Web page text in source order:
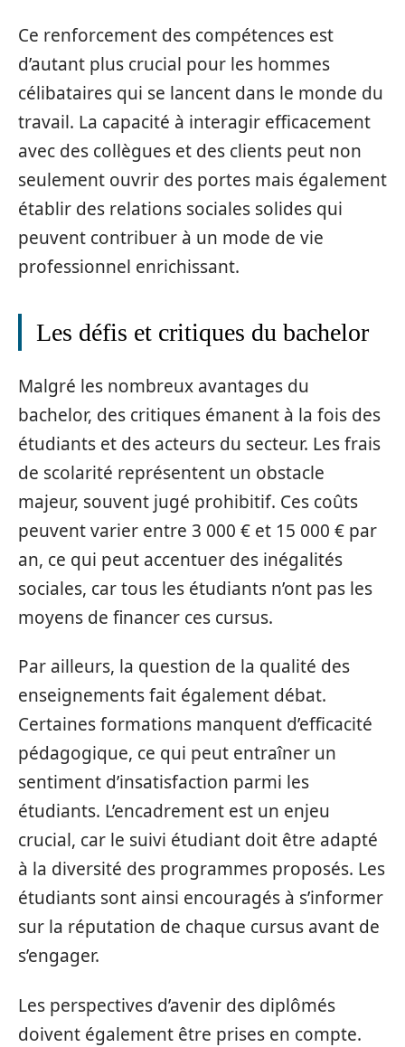
Ce renforcement des compétences est
d’autant plus crucial pour les hommes
célibataires qui se lancent dans le monde du
travail. La capacité à interagir efficacement
avec des collègues et des clients peut non
seulement ouvrir des portes mais également
établir des relations sociales solides qui
peuvent contribuer à un mode de vie
professionnel enrichissant.
Les défis et critiques du bachelor
Malgré les nombreux avantages du
bachelor, des critiques émanent à la fois des
étudiants et des acteurs du secteur. Les frais
de scolarité représentent un obstacle
majeur, souvent jugé prohibitif. Ces coûts
peuvent varier entre 3 000 € et 15 000 € par
an, ce qui peut accentuer des inégalités
sociales, car tous les étudiants n’ont pas les
moyens de financer ces cursus.
Par ailleurs, la question de la qualité des
enseignements fait également débat.
Certaines formations manquent d’efficacité
pédagogique, ce qui peut entraîner un
sentiment d’insatisfaction parmi les
étudiants. L’encadrement est un enjeu
crucial, car le suivi étudiant doit être adapté
à la diversité des programmes proposés. Les
étudiants sont ainsi encouragés à s’informer
sur la réputation de chaque cursus avant de
s’engager.
Les perspectives d’avenir des diplômés
doivent également être prises en compte.